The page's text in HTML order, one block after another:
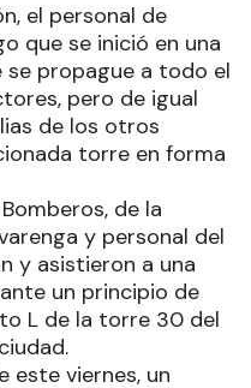
el personal de
que se inició en una
se propague a todo el
pero de igual
de los otros
torre en forma
de la
y personal del
y asistieron a una
un principio de
L de la torre 30 del
este viernes, un